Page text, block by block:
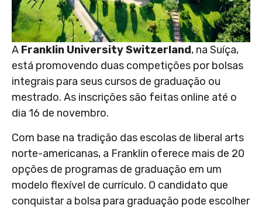
A Franklin University Switzerland, na Suíça,
está promovendo duas competições por bolsas
integrais para seus cursos de graduação ou
mestrado. As inscrições são feitas online até o
dia 16 de novembro.
Com base na tradição das escolas de liberal arts
norte-americanas, a Franklin oferece mais de 20
opções de programas de graduação em um
modelo flexível de currículo. O candidato que
conquistar a bolsa para graduação pode escolher